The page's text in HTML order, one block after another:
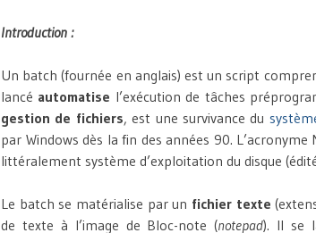
Introduction :
Un batch (fournée en anglais) est un script
lancé automatise l’exécution de tâches
gestion de fichiers, est une survivance du
par Windows dès la fin des années 90. L’acronyme
littéralement système d’exploitation du disque
Le batch se matérialise par un fichier texte
de texte à l’image de Bloc-note (notepad). Il se